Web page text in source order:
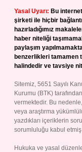
Yasal Uyarı: Bu
şirketi ile hiçbir
hazırladığımız
haber niteliği
paylaşım
benzerlikleri tamamen
halindedir ve tavsiye
Sitemiz, 5651 Sayılı
Kurumu (BTK)
vermektedir. Bu
veya araştırma
yazdıkları içeriklerin
sorumluluğu kabul etmiş
Hukuka ve yasal